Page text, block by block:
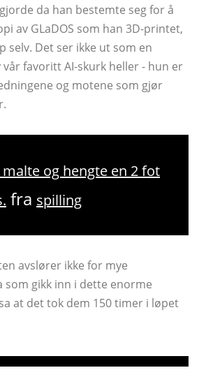
da han bestemte seg for å
av GLaDOS som han 3D-printet,
selv. Det ser ikke ut som en
favoritt AI-skurk heller - hun er
og motene som gjør
malte og hengte en 2 fot
fra spilling
avslører ikke for mye
som gikk inn i dette enorme
at det tok dem 150 timer i løpet